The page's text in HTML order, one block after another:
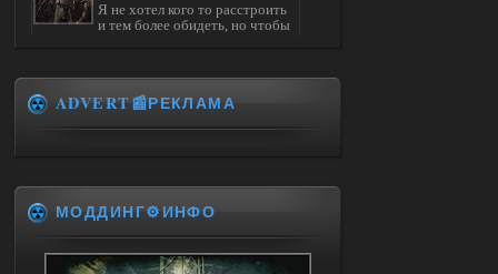
Я не хотел кого то расстроить
и тем более обидеть, но чтобы
Ответить ➤
06.08.2026
ADVERT📰РЕКЛАМА
МОДДИНГ⚙️ИНФО